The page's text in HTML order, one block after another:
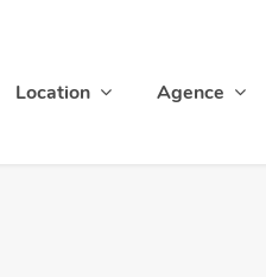
Location Agence